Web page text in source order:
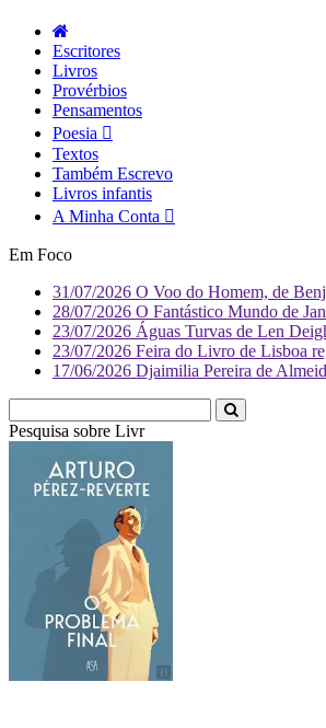
Escritores
Livros
Provérbios
Pensamentos
Poesia
Textos
Também Escrevo
Livros infantis
A Minha Conta
Em Foco
31/07/2026 O Voo do Homem, de
28/07/2026 O Fantástico Mundo de
23/07/2026 Águas Turvas de Len
23/07/2026 Feira do Livro de Lisboa
17/06/2026 Djaimilia Pereira de
Pesquisa sobre Literatura